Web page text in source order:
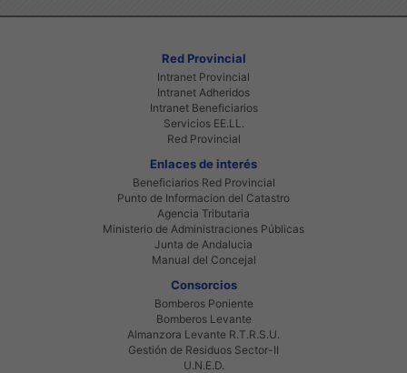
Red Provincial
Intranet Provincial
Intranet Adheridos
Intranet Beneficiarios
Servicios EE.LL.
Red Provincial
Enlaces de interés
Beneficiarios Red Provincial
Punto de Informacion del Catastro
Agencia Tributaria
Ministerio de Administraciones Públicas
Junta de Andalucia
Manual del Concejal
Consorcios
Bomberos Poniente
Bomberos Levante
Almanzora Levante R.T.R.S.U.
Gestión de Residuos Sector-II
U.N.E.D.